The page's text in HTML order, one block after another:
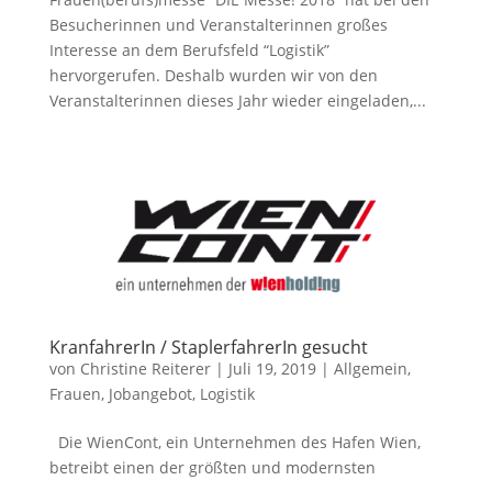
Besucherinnen und Veranstalterinnen großes
Interesse an dem Berufsfeld “Logistik”
hervorgerufen. Deshalb wurden wir von den
Veranstalterinnen dieses Jahr wieder eingeladen,...
KranfahrerIn / StaplerfahrerIn gesucht
von Christine Reiterer| Juli 19, 2019| Allgemein,
Frauen, Jobangebot, Logistik
Die WienCont, ein Unternehmen des Hafen Wien,
betreibt einen der größten und modernsten